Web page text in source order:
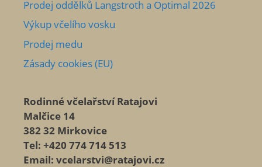
Prodej oddělků Langstroth a Optimal 2026
Výkup včelího vosku
Prodej medu
Zásady cookies (EU)
Rodinné včelařství Ratajovi
Malčice 14
382 32 Mirkovice
Tel: +420 774 714 513
Email: vcelarstvi@ratajovi.cz